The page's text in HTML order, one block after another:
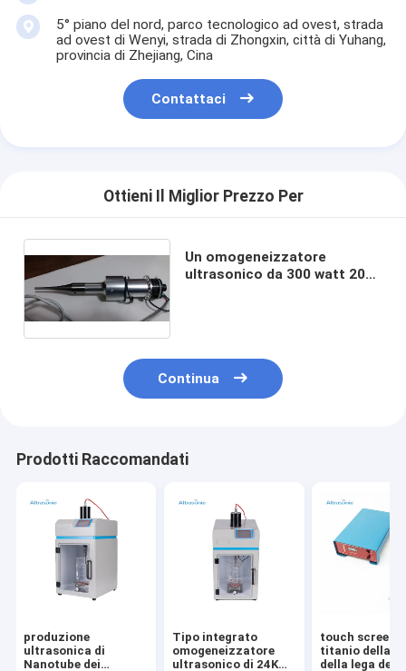
5° piano del nord, parco tecnologico ad ovest, strada
ad ovest di Wenyi, strada di Zhongxin, città di Yuhang,
provincia di Zhejiang, Cina
Contattaci
Ottieni Il Miglior Prezzo Per
Un omogeneizzatore
ultrasonico da 300 watt 20
Continua
Prodotti Raccomandati
produzione
ultrasonica di
Nanotube dei
Tipo integrato
omogeneizzatore
ultrasonico di 24K
touch screen
titanio della
della lega del